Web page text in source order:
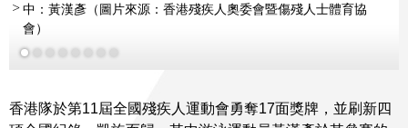
中：黃漢彥（圖片來源：香港殘疾人奧委會暨傷殘人士體育協
會）
更多
更多
香港隊於第11屆全國殘疾人運動會勇奪17面獎牌，並刷新四